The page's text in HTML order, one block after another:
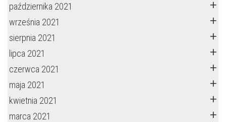
października 2021
września 2021
sierpnia 2021
lipca 2021
czerwca 2021
maja 2021
kwietnia 2021
marca 2021